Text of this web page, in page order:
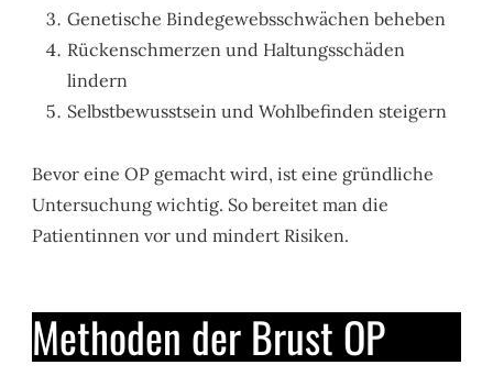
Genetische Bindegewebsschwächen beheben
Rückenschmerzen und Haltungsschäden
lindern
Selbstbewusstsein und Wohlbefinden steigern
Bevor eine OP gemacht wird, ist eine gründliche
Untersuchung wichtig. So bereitet man die
Patientinnen vor und mindert Risiken.
Methoden der Brust OP